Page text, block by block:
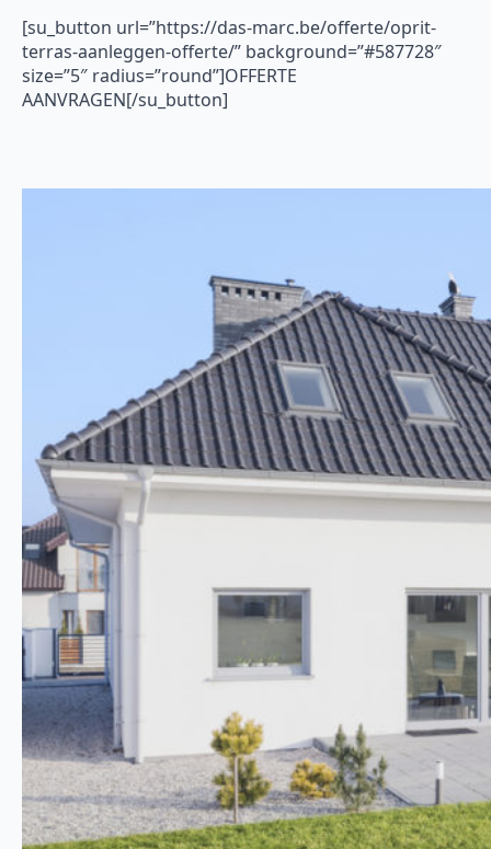
[su_button url=”https://das-marc.be/offerte/oprit-
terras-aanleggen-offerte/” background=”#587728″
size=”5″ radius=”round”]OFFERTE
AANVRAGEN[/su_button]